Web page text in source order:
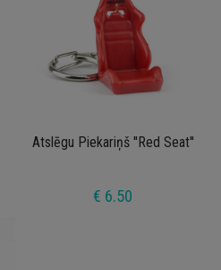
Atslēgu Piekariņš ''Red Seat''
€ 6.50